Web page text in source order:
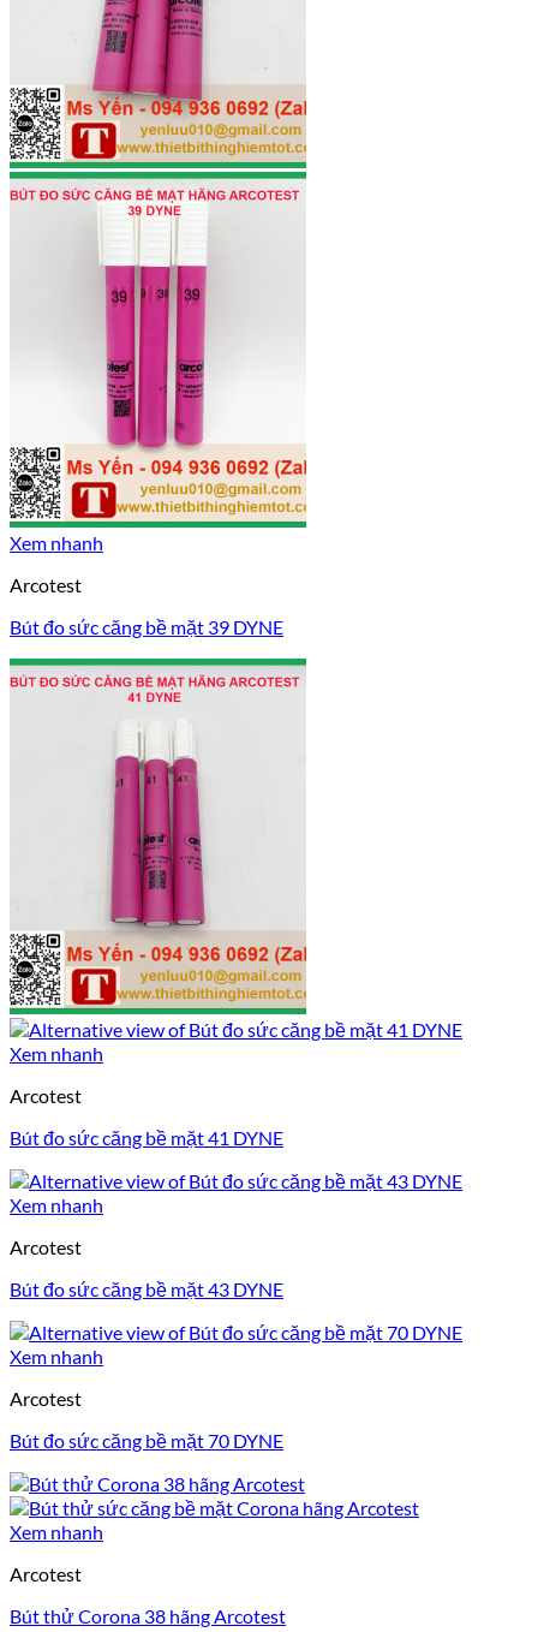
Xem nhanh
Arcotest
Bút đo sức căng bề mặt 39 DYNE
Xem nhanh
Arcotest
Bút đo sức căng bề mặt 41 DYNE
Xem nhanh
Arcotest
Bút đo sức căng bề mặt 43 DYNE
Xem nhanh
Arcotest
Bút đo sức căng bề mặt 70 DYNE
Xem nhanh
Arcotest
Bút thử Corona 38 hãng Arcotest